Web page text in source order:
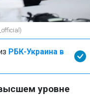
РБК-Украина в
уровне